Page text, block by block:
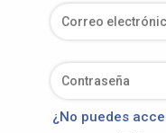
¿No puedes